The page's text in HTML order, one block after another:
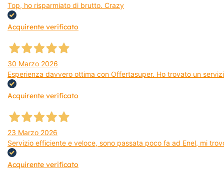
Top, ho risparmiato di brutto. Crazy
Acquirente verificato
30 Marzo 2026
Esperienza davvero ottima con Offertasuper. Ho trovato un
Acquirente verificato
23 Marzo 2026
Servizio efficiente e veloce, sono passata poco fa ad Enel, mi
Acquirente verificato